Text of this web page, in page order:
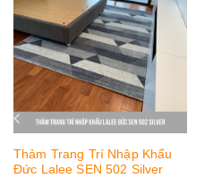
Thảm Trang Trí Nhập Khẩu
Đức Lalee SEN 502 Silver